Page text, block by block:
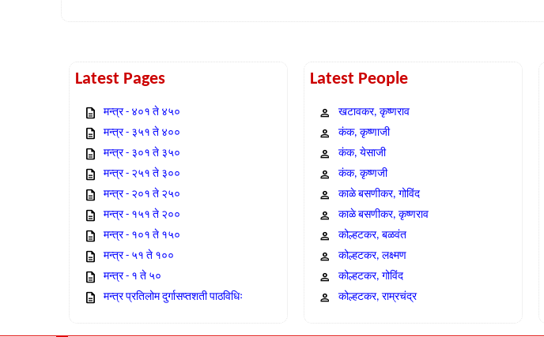
Latest Pages
मन्त्र - ४०१ ते ४५०
मन्त्र - ३५१ ते ४००
मन्त्र - ३०१ ते ३५०
मन्त्र - २५१ ते ३००
मन्त्र - २०१ ते २५०
मन्त्र - १५१ ते २००
मन्त्र - १०१ ते १५०
मन्त्र - ५१ ते १००
मन्त्र - १ ते ५०
मन्त्र प्रतिलोम दुर्गासप्तशती पाठविधिः
Latest People
खटावकर, कृष्णराव
कंक, कृष्णाजी
कंक, येसाजी
कंक, कृष्णजी
काळे बसणीकर, गोविंद
काळे बसणीकर, कृष्णराव
कोल्हटकर, बळवंत
कोल्हटकर, लक्ष्मण
कोल्हटकर, गोविंद
कोल्हटकर, राम्रचंद्र